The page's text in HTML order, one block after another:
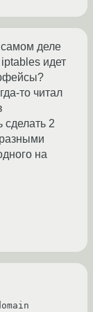
самом деле
идет
то читал
сделать 2
на